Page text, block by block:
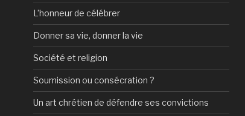
L’honneur de célébrer
Donner sa vie, donner la vie
Société et religion
Soumission ou consécration ?
Un art chrétien de défendre ses convictions